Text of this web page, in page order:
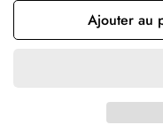
Ajouter au